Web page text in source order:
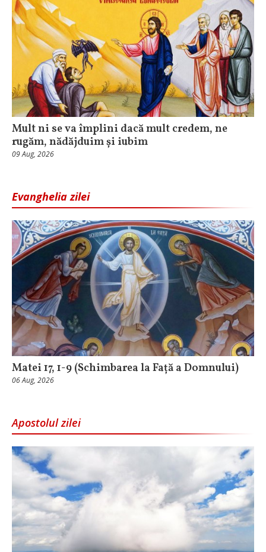
Mult ni se va împlini dacă mult credem, ne
rugăm, nădăjduim și iubim
09 Aug, 2026
Evanghelia zilei
Matei 17, 1-9 (Schimbarea la Față a Domnului)
06 Aug, 2026
Apostolul zilei